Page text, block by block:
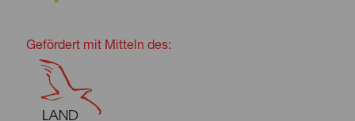
Gefördert mit Mitteln des: